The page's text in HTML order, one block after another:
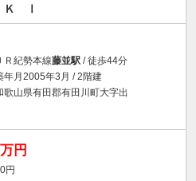
Ｋ Ⅰ
Ｒ紀勢本線藤並駅 / 徒歩44分
年月2005年3月 / 2階建
歌山県有田郡有田川町大字出
円
円